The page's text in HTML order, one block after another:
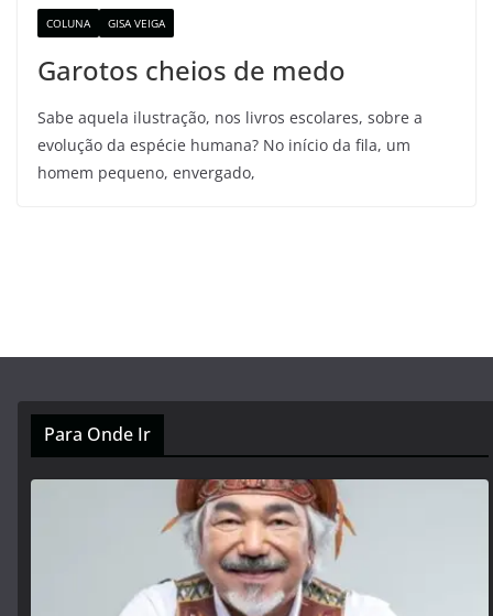
COLUNA GISA VEIGA
Garotos cheios de medo
Sabe aquela ilustração, nos livros escolares, sobre a
evolução da espécie humana? No início da fila, um
homem pequeno, envergado,
Para Onde Ir